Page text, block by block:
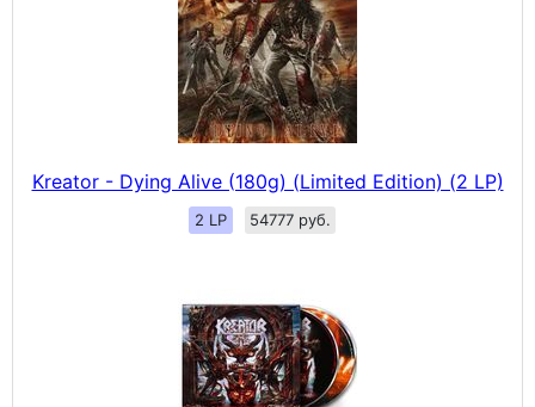
Kreator - Dying Alive (180g) (Limited Edition) (2 LP)
2 LP 54777 руб.